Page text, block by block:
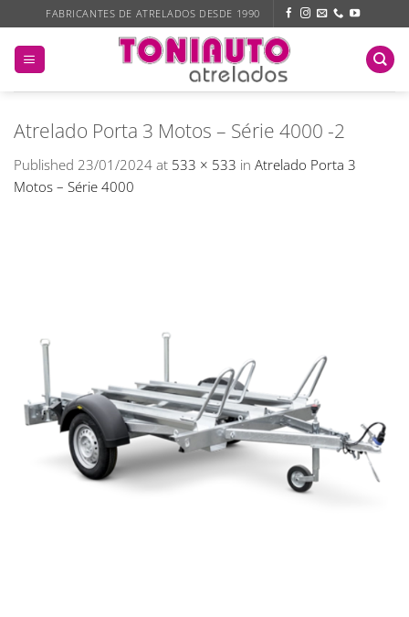
to
content
FABRICANTES DE ATRELADOS DESDE 1990
Atrelado Porta 3 Motos – Série 4000 -2
Published 23/01/2024 at 533 × 533 in Atrelado Porta 3
Motos – Série 4000